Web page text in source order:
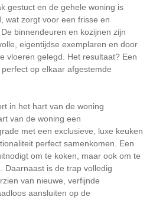
gestuct en de gehele woning is
wat zorgt voor een frisse en
binnendeuren en kozijnen zijn
eigentijdse exemplaren en door
vloeren gelegd. Het resultaat? Een
op elkaar afgestemde
in het hart van de woning
van de woning een
met een exclusieve, luxe keuken
perfect samenkomen. Een
om te koken, maar ook om te
Daarnaast is de trap volledig
van nieuwe, verfijnde
aansluiten op de